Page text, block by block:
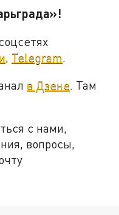
, Telegram.
в Дзене. Там
с нами,
вопросы,